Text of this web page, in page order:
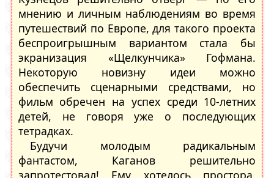
мнению и личным наблюдениям во время
путешествий по Европе, для такого проекта
беспроигрышным вариантом стала бы
экранизация «Щелкунчика» Гофмана.
Некоторую новизну идеи можно
обеспечить сценарными средствами, но
фильм обречен на успех среди 10-летних
детей, не говоря уже о последующих
тетрадках.
Будучи молодым радикальным
фантастом, Каганов решительно